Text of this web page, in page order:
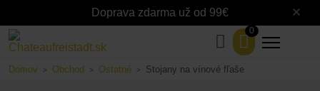
Doprava zdarma už od 99€
0
Domov > Obchod > Ostatné > Stojany na vínové fľaše